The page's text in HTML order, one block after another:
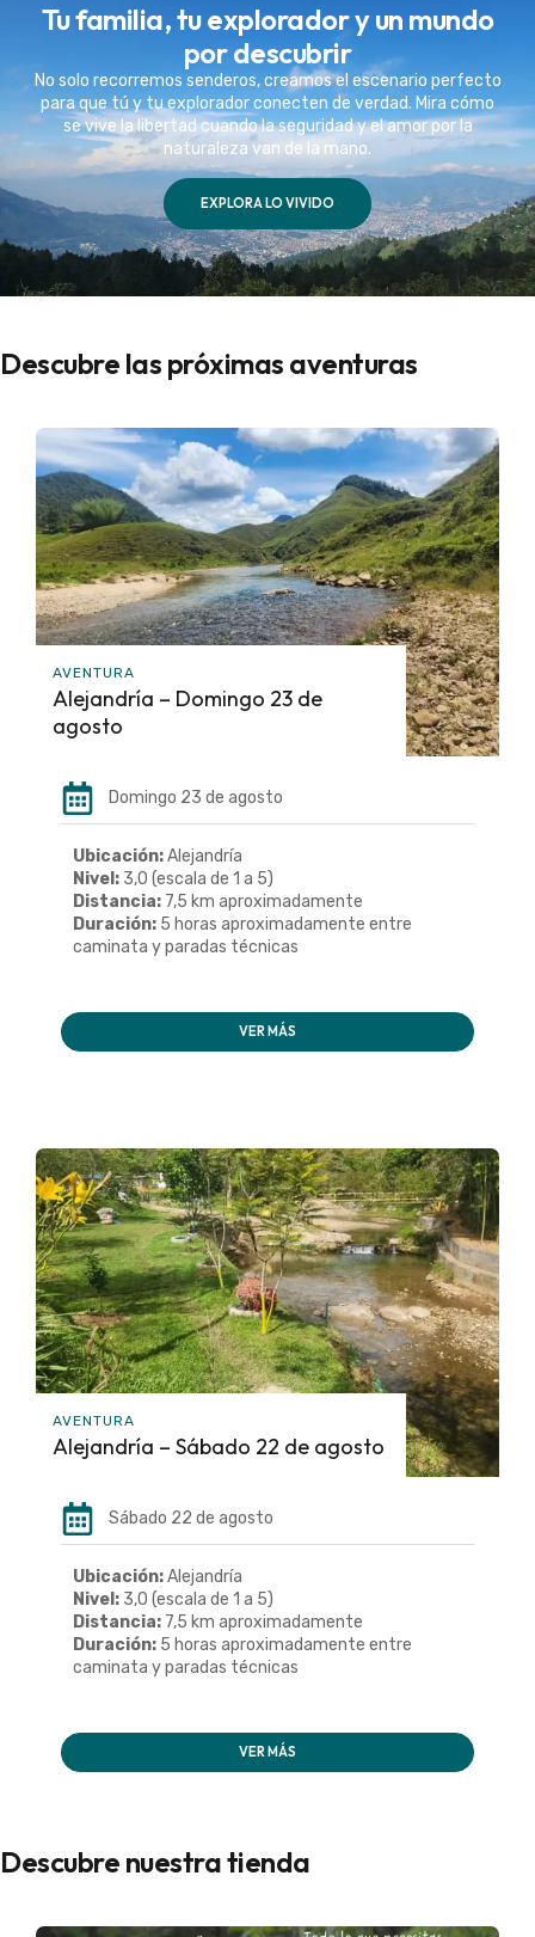
Tu familia, tu explorador y un mundo
por descubrir
No solo recorremos senderos, creamos el escenario perfecto
para que tú y tu explorador conecten de verdad. Mira cómo
se vive la libertad cuando la seguridad y el amor por la
naturaleza van de la mano.
EXPLORA LO VIVIDO
Descubre las próximas aventuras
AVENTURA
Alejandría – Domingo 23 de
agosto
Domingo 23 de agosto
Ubicación:Alejandría
Nivel: 3,0 (escala de 1 a 5)
Distancia: 7,5 km aproximadamente
Duración: 5 horas aproximadamente entre
caminata y paradas técnicas
VER MÁS
AVENTURA
Alejandría – Sábado 22 de agosto
Sábado 22 de agosto
Ubicación:Alejandría
Nivel: 3,0 (escala de 1 a 5)
Distancia: 7,5 km aproximadamente
Duración: 5 horas aproximadamente entre
caminata y paradas técnicas
VER MÁS
Descubre nuestra tienda